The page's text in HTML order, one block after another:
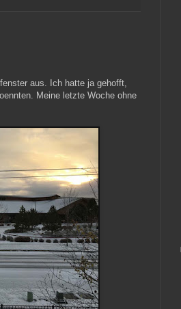
aus. Ich hatte ja gehofft,
Meine letzte Woche ohne